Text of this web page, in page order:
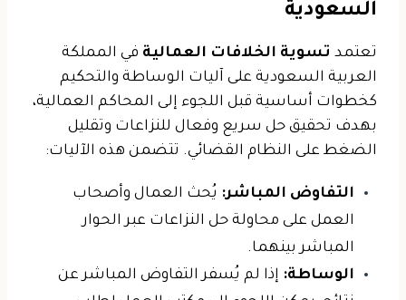
السعودية
تعتمد تسوية الخلافات العمالية في المملكة
العربية السعودية على آليات الوساطة والتحكيم
كخطوات أساسية قبل اللجوء إلى المحاكم العمالية،
بهدف تحقيق حل سريع وفعال للنزاعات وتقليل
الضغط على النظام القضائي. تتضمن هذه الآليات:
التفاوض المباشر: يُحث العمال وأصحاب
العمل على محاولة حل النزاعات عبر الحوار
المباشر بينهما.
الوساطة: إذا لم يُسفر التفاوض المباشر عن